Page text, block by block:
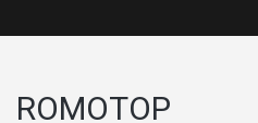
ROMOTOP